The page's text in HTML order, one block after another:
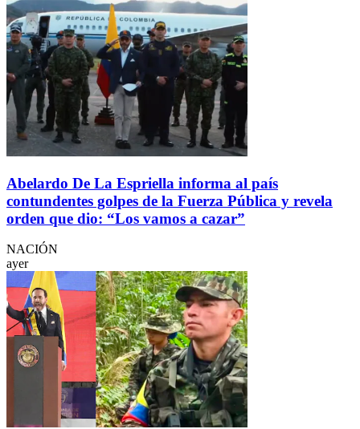
Abelardo De La Espriella informa al país
contundentes golpes de la Fuerza Pública y revela
orden que dio: “Los vamos a cazar”
NACIÓN
ayer